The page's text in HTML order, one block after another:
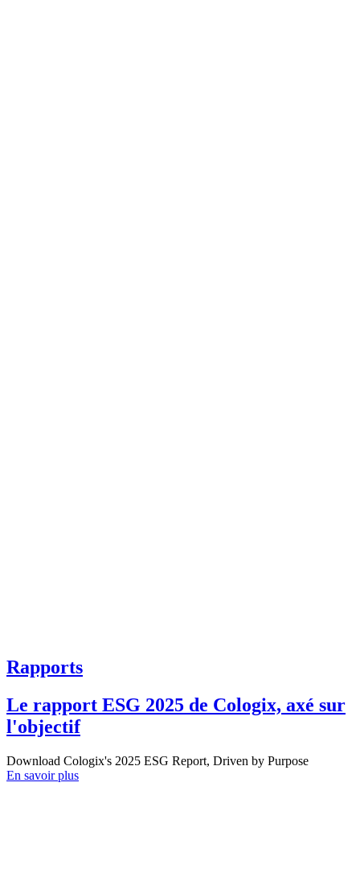
Rapports
Le rapport ESG 2025 de Cologix, axé sur
l'objectif
Download Cologix's 2025 ESG Report, Driven by Purpose
En savoir plus